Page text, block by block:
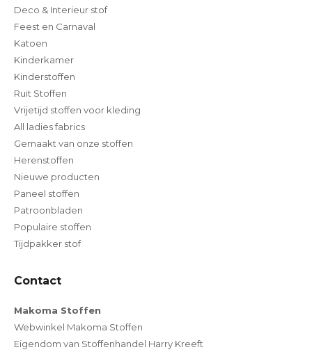
Deco & Interieur stof
Feest en Carnaval
Katoen
Kinderkamer
Kinderstoffen
Ruit Stoffen
Vrijetijd stoffen voor kleding
All ladies fabrics
Gemaakt van onze stoffen
Herenstoffen
Nieuwe producten
Paneel stoffen
Patroonbladen
Populaire stoffen
Tijdpakker stof
Contact
Makoma Stoffen
Webwinkel Makoma Stoffen
Eigendom van Stoffenhandel Harry Kreeft